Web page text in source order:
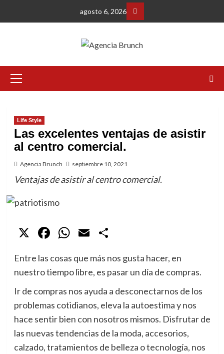
agosto 6, 2026
Facebbok
primario
Life Style
Las excelentes ventajas de asistir
al centro comercial.
Agencia Brunch septiembre 10, 2021
Ventajas de asistir al centro comercial.
X Facebook
WhatsApp
Email
Entre las cosas que más nos gusta hacer, en
nuestro tiempo libre, es pasar un día de compras.
Ir de compras nos ayuda a desconectarnos de los
problemas cotidianos, eleva la autoestima y nos
hace sentir bien con nosotros mismos. Disfrutar de
las nuevas tendencias de la moda, accesorios,
calzado, tratamientos de belleza o tecnología, nos